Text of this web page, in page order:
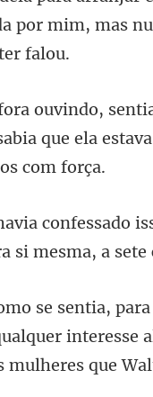
por mim, mas
que ela
o
interesse